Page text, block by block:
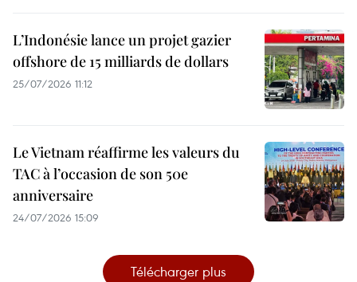
L’Indonésie lance un projet gazier
offshore de 15 milliards de dollars
25/07/2026 11:12
Le Vietnam réaffirme les valeurs du
TAC à l’occasion de son 50e
anniversaire
24/07/2026 15:09
Télécharger plus